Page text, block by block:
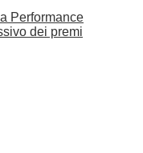
Performance
dei premi